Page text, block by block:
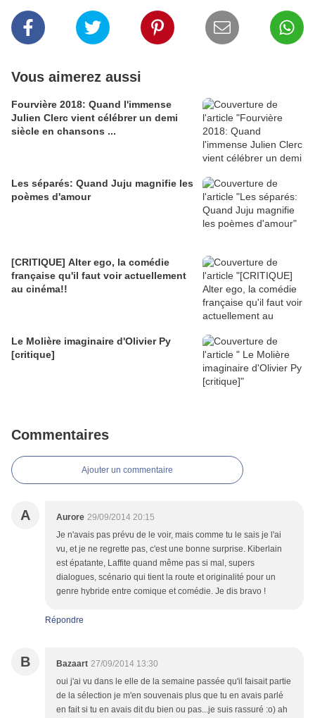
Vous aimerez aussi
Fourvière 2018: Quand l'immense
Julien Clerc vient célébrer un demi
siècle en chansons ...
Les séparés: Quand Juju magnifie les
poèmes d'amour
[CRITIQUE] Alter ego, la comédie
française qu'il faut voir actuellement
au cinéma!!
Le Molière imaginaire d'Olivier Py
[critique]
Commentaires
Ajouter un commentaire
A Aurore 29/09/2014 20:15
Je n'avais pas prévu de le voir, mais comme tu le sais je l'ai
vu, et je ne regrette pas, c'est une bonne surprise. Kiberlain
est épatante, Laffite quand même pas si mal, supers
dialogues, scénario qui tient la route et originalité pour un
genre hybride entre comique et comédie. Je dis bravo !
Répondre
B Bazaart 27/09/2014 13:30
oui j'ai vu dans le elle de la semaine passée qu'il faisait partie
de la sélection je m'en souvenais plus que tu en avais parlé
en fait si tu en avais dit du bien ou pas...je suis rassuré :o) ah